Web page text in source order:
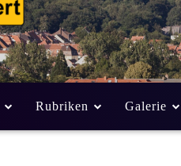
Rubriken Galerie